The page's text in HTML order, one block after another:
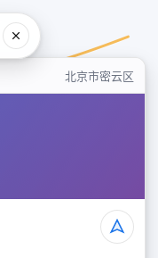
北京市密云区